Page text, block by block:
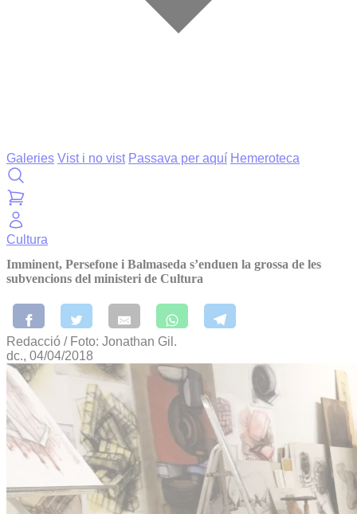
Galeries Vist i no vist Passava per aquí Hemeroteca
Cultura
Imminent, Persefone i Balmaseda s’enduen la grossa de les
subvencions del ministeri de Cultura
Redacció / Foto: Jonathan Gil.
dc., 04/04/2018